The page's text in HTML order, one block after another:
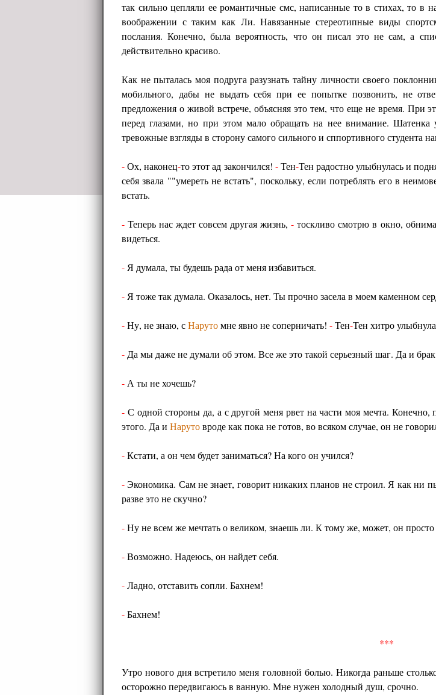
так сильно цепляли ее романтичные смс, написанные то в стихах, то в
воображении с таким как Ли. Навязанные стереотипные виды
послания. Конечно, была вероятность, что он писал это не сам, а
действительно красиво.
Как не пыталась моя подруга разузнать тайну личности своего
мобильного, дабы не выдать себя при ее попытке позвонить, не
предложения о живой встрече, объясняя это тем, что еще не время. При
перед глазами, но при этом мало обращать на нее внимание. Шатенка
тревожные взгляды в сторону самого сильного и сппортивного студента
-Ох, наконец-то этот ад закончился! -Тен-Тен радостно улыбнулась и
себя звала ""умереть не встать", поскольку, если потреблять его в
встать.
- Теперь нас ждет совсем другая жизнь,- тоскливо смотрю в окно,
видеться.
- Я думала, ты будешь рада от меня избавиться.
- Я тоже так думала. Оказалось, нет. Ты прочно засела в моем каменном
-Ну, не знаю, сНарутомне явно не соперничать! -Тен-Тен хитро
- Да мы даже не думали об этом. Все же это такой серьезный шаг. Да и брак
- А ты не хочешь?
- С одной стороны да, а с другой меня рвет на части моя мечта.
этого. Да и Нарутовроде как пока не готов, во всяком случае, он не
-Кстати, а он чем будет заниматься? На кого он учился?
-Экономика. Сам не знает, говорит никаких планов не строил. Я как ни
разве это не скучно?
-Ну не всем же мечтать о великом, знаешь ли. К тому же, может, он просто
-Возможно. Надеюсь, он найдет себя.
-Ладно, отставить сопли. Бахнем!
-Бахнем!
***
Утро нового дня встретило меня головной болью. Никогда раньше
осторожно передвигаюсь в ванную. Мне нужен холодный душ, срочно.